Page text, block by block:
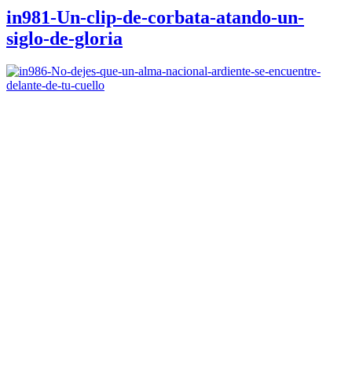
in981-Un-clip-de-corbata-atando-un-
siglo-de-gloria